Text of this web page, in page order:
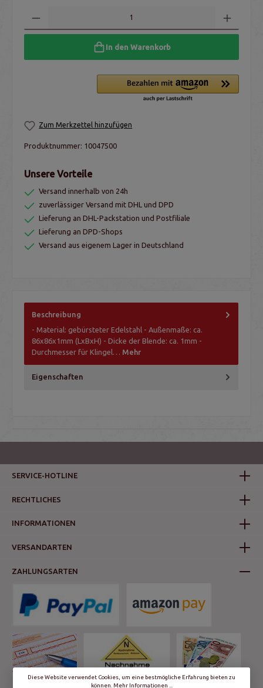
In den Warenkorb
Zum Merkzettel hinzufügen
Produktnummer: 10047500
Unsere Vorteile
Versand innerhalb von 24h
zuverlässiger Versand mit DHL und DPD
Lieferung an DHL-Packstation und Postfiliale
Lieferung an DPD-Shops
Versand aus eigenem Lager in Deutschland
Beschreibung
- Material: gebürsteter Edelstahl - Außenmaße: ca.
86x86x1mm (LxBxH) - Dicke der Blende: ca. 1mm -
Durchmesser für Klingel… Mehr
Eigenschaften
SERVICE-HOTLINE
RECHTLICHES
INFORMATIONEN
VERSANDARTEN
ZAHLUNGSARTEN
Diese Website verwendet Cookies, um eine bestmögliche Erfahrung bieten zu
können. Mehr Informationen ...